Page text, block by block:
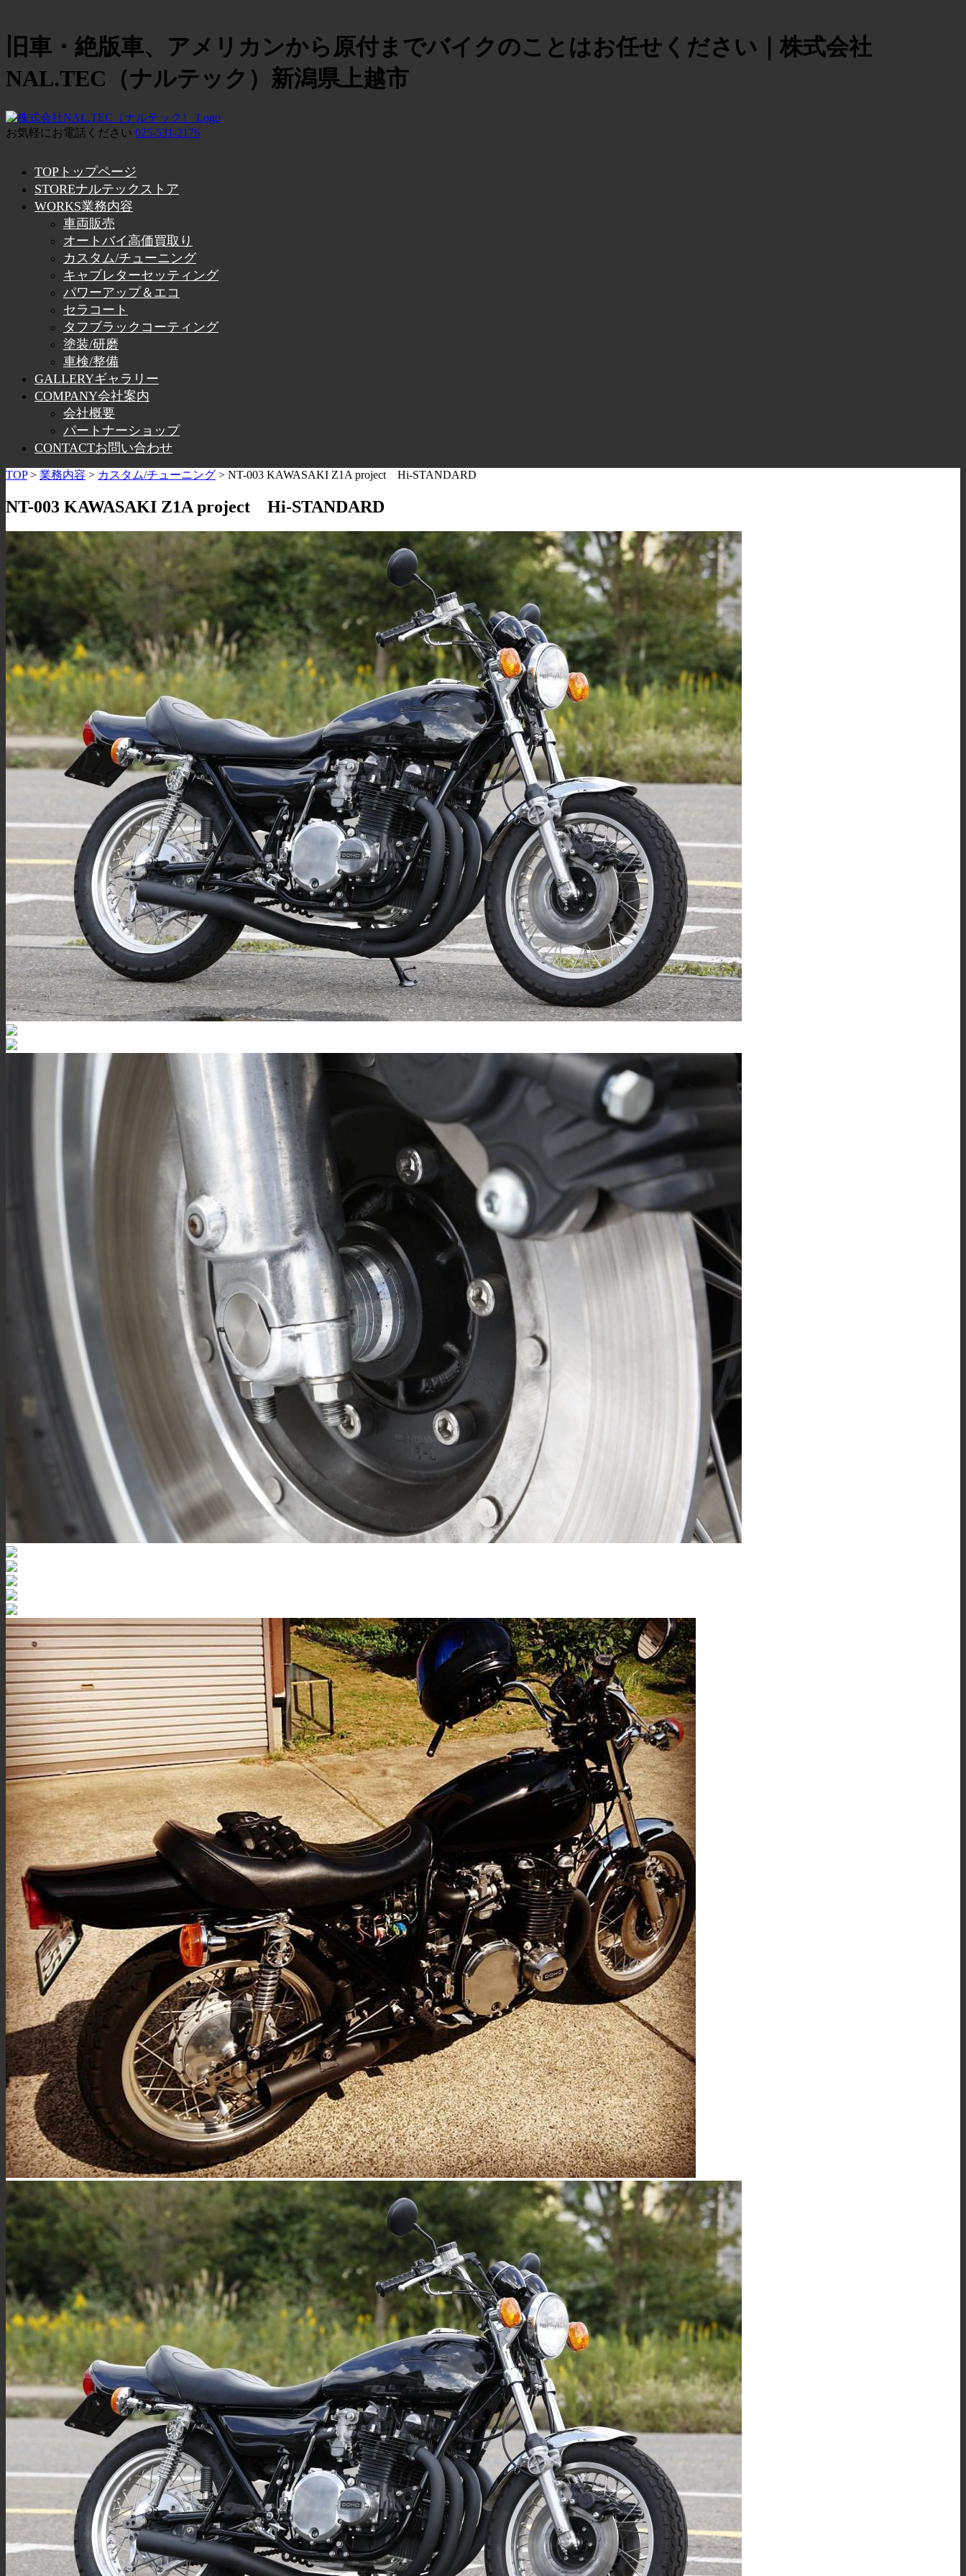
旧車・絶版車、アメリカンから原付までバイクのことはお任せください｜株式会社
NAL.TEC（ナルテック）新潟県上越市
お気軽にお電話ください 025-531-2176
TOP トップページ
STOREナルテックストア
WORKS業務内容
車両販売
オートバイ高価買取り
カスタム/チューニング
キャブレターセッティング
パワーアップ＆エコ
セラコート
タフブラックコーティング
塗装/研磨
車検/整備
GALLERYギャラリー
COMPANY会社案内
会社概要
パートナーショップ
CONTACTお問い合わせ
TOP> 業務内容 > カスタム/チューニング > NT-003 KAWASAKI Z1A project Hi-STANDARD
NT-003 KAWASAKI Z1A project Hi-STANDARD